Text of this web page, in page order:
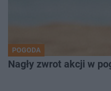
POGODA
Nagły zwrot akcji w